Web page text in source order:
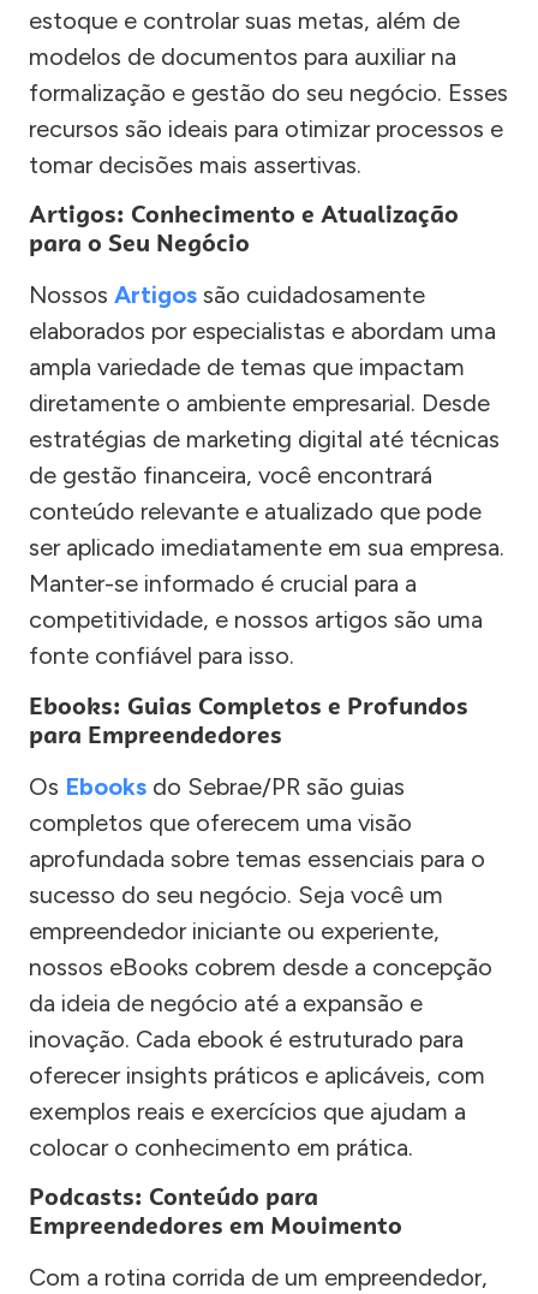
estoque e controlar suas metas, além de
modelos de documentos para auxiliar na
formalização e gestão do seu negócio. Esses
recursos são ideais para otimizar processos e
tomar decisões mais assertivas.
Artigos: Conhecimento e Atualização
para o Seu Negócio
Nossos Artigos são cuidadosamente
elaborados por especialistas e abordam uma
ampla variedade de temas que impactam
diretamente o ambiente empresarial. Desde
estratégias de marketing digital até técnicas
de gestão financeira, você encontrará
conteúdo relevante e atualizado que pode
ser aplicado imediatamente em sua empresa.
Manter-se informado é crucial para a
competitividade, e nossos artigos são uma
fonte confiável para isso.
Ebooks: Guias Completos e Profundos
para Empreendedores
Os Ebooks do Sebrae/PR são guias
completos que oferecem uma visão
aprofundada sobre temas essenciais para o
sucesso do seu negócio. Seja você um
empreendedor iniciante ou experiente,
nossos eBooks cobrem desde a concepção
da ideia de negócio até a expansão e
inovação. Cada ebook é estruturado para
oferecer insights práticos e aplicáveis, com
exemplos reais e exercícios que ajudam a
colocar o conhecimento em prática.
Podcasts: Conteúdo para
Empreendedores em Movimento
Com a rotina corrida de um empreendedor,